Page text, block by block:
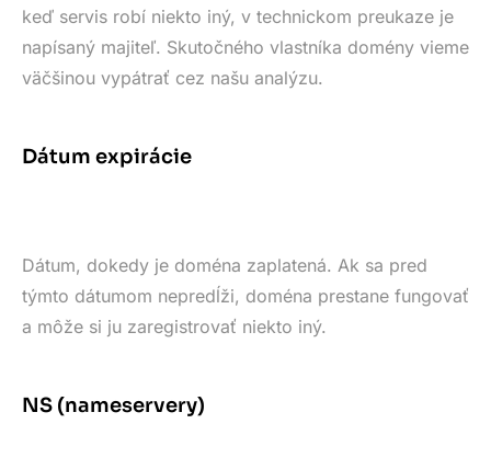
keď servis robí niekto iný, v technickom preukaze je
napísaný majiteľ. Skutočného vlastníka domény vieme
väčšinou vypátrať cez našu analýzu.
Dátum expirácie
Dátum, dokedy je doména zaplatená. Ak sa pred
týmto dátumom nepredĺži, doména prestane fungovať
a môže si ju zaregistrovať niekto iný.
NS (nameservery)